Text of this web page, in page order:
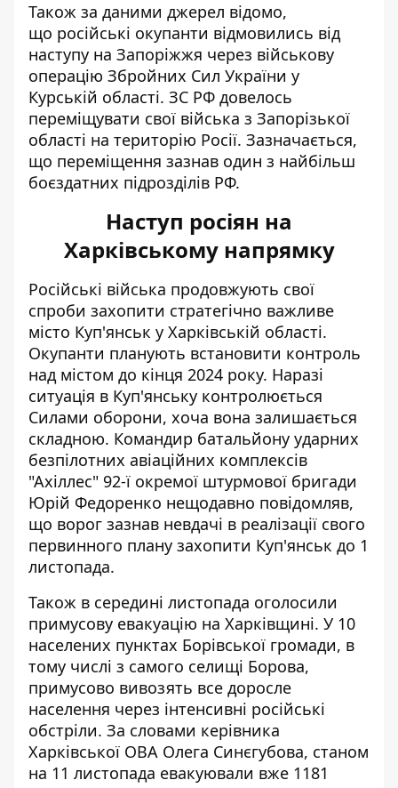
Також за даними джерел відомо,
що російські окупанти відмовились від
наступу на Запоріжжя через військову
операцію Збройних Сил України у
Курській області. ЗС РФ довелось
переміщувати свої війська з Запорізької
області на територію Росії. Зазначається,
що переміщення зазнав один з найбільш
боєздатних підрозділів РФ.
Наступ росіян на
Харківському напрямку
Російські війська продовжують свої
спроби захопити стратегічно важливе
місто Куп'янськ у Харківській області.
Окупанти планують встановити контроль
над містом до кінця 2024 року. Наразі
ситуація в Куп'янську контролюється
Силами оборони, хоча вона залишається
складною. Командир батальйону ударних
безпілотних авіаційних комплексів
"Ахіллес" 92-ї окремої штурмової бригади
Юрій Федоренко нещодавно повідомляв,
що ворог зазнав невдачі в реалізації свого
первинного плану захопити Куп'янськ до 1
листопада.
Також в середині листопада оголосили
примусову евакуацію на Харківщині. У 10
населених пунктах Борівської громади, в
тому числі з самого селищі Борова,
примусово вивозять все доросле
населення через інтенсивні російські
обстріли. За словами керівника
Харківської ОВА Олега Синєгубова, станом
на 11 листопада евакуювали вже 1181